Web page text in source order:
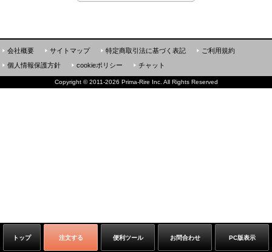
トップ 注文する 便利ツール お問合わせ PC版表示
会社概要 サイトマップ 特定商取引法に基づく表記
ご利用規約
個人情報保護方針
cookieポリシー チャット
Copyright ©2011-2026 Prima-Rire Inc. All Rights Reserved